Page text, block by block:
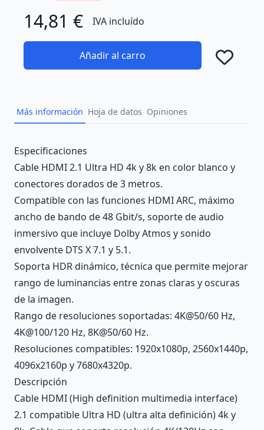
14,81 € IVA incluído
Añadir al carro
Más información Hoja de datos Opiniones
Description
Especificaciones
Cable HDMI 2.1 Ultra HD 4k y 8k en color blanco y
conectores dorados de 3 metros.
Compatible con las funciones HDMI ARC, máximo
ancho de bando de 48 Gbit/s, soporte de audio
inmersivo que incluye Dolby Atmos y sonido
envolvente DTS X 7.1 y 5.1.
Soporta HDR dinámico, técnica que permite mejorar
rango de luminancias entre zonas claras y oscuras
de la imagen.
Rango de resoluciones soportadas: 4K@50/60 Hz,
4K@100/120 Hz, 8K@50/60 Hz.
Resoluciones compatibles: 1920x1080p, 2560x1440p,
4096x2160p y 7680x4320p.
Descripción
Cable HDMI (High definition multimedia interface)
2.1 compatible Ultra HD (ultra alta definición) 4k y